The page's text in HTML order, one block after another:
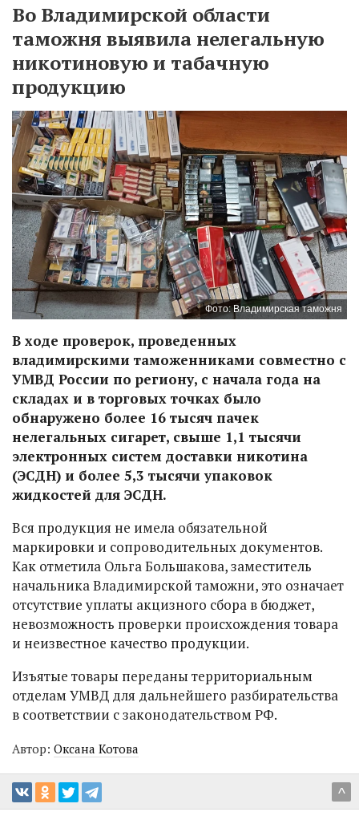
Во Владимирской области
таможня выявила нелегальную
никотиновую и табачную
продукцию
Фото: Владимирская таможня
В ходе проверок, проведенных
владимирскими таможенниками совместно с
УМВД России по региону, с начала года на
складах и в торговых точках было
обнаружено более 16 тысяч пачек
нелегальных сигарет, свыше 1,1 тысячи
электронных систем доставки никотина
(ЭСДН) и более 5,3 тысячи упаковок
жидкостей для ЭСДН.
Вся продукция не имела обязательной
маркировки и сопроводительных документов.
Как отметила Ольга Большакова, заместитель
начальника Владимирской таможни, это означает
отсутствие уплаты акцизного сбора в бюджет,
невозможность проверки происхождения товара
и неизвестное качество продукции.
Изъятые товары переданы территориальным
отделам УМВД для дальнейшего разбирательства
в соответствии с законодательством РФ.
Автор: Оксана Котова
^